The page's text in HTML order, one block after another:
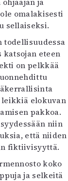
omalakisesti
sellaiseksi.
todellisuudessa
eteen
on pelkkää
elokuvan
pakkoa.
niin
että niiden
fiktiivisyyttä.
koko
ja selkeitä